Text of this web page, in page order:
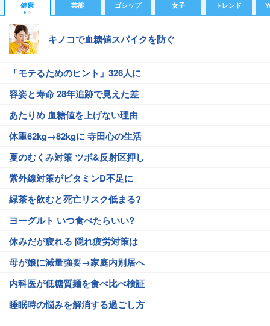
健康 芸能 ゴシップ 女子 トレンド
キノコで血糖値スパイクを防ぐ
「モテるためのヒント」326人に
容姿と寿命 28年追跡で見えた差
あたりめ 血糖値を上げない理由
体重62kg→82kgに 寺田心の生活
夏のむくみ対策 ツボ&反射区押し
紫外線対策がビタミンD不足に
緑茶を飲むと死亡リスク低まる?
ヨーグルト いつ食べたらいい?
休みだが疲れる 隠れ疲労対策は
母が娘に減量強要→家庭内別居へ
内科医が低糖質麺を食べ比べ検証
睡眠時の悩みを解消する過ごし方